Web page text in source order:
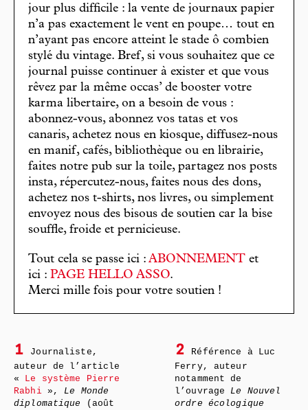
jour plus difficile : la vente de journaux papier
n’a pas exactement le vent en poupe… tout en
n’ayant pas encore atteint le stade ô combien
stylé du vintage. Bref, si vous souhaitez que ce
journal puisse continuer à exister et que vous
rêvez par la même occas’ de booster votre
karma libertaire, on a besoin de vous :
abonnez-vous, abonnez vos tatas et vos
canaris, achetez nous en kiosque, diffusez-nous
en manif, cafés, bibliothèque ou en librairie,
faites notre pub sur la toile, partagez nos posts
insta, répercutez-nous, faites nous des dons,
achetez nos t-shirts, nos livres, ou simplement
envoyez nous des bisous de soutien car la bise
souffle, froide et pernicieuse.
Tout cela se passe ici : ABONNEMENT et
ici : PAGE HELLO ASSO.
Merci mille fois pour votre soutien !
1
Journaliste,
auteur de l’article
« Le système Pierre
Rabhi», Le Monde
diplomatique
(août
2
Référence à Luc
Ferry, auteur
notamment de
l’ouvrage Le Nouvel
ordre écologique